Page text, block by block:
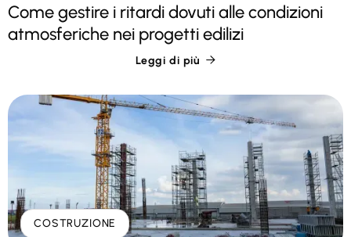
Come gestire i ritardi dovuti alle condizioni
atmosferiche nei progetti edilizi
Leggi di più 
COSTRUZIONE